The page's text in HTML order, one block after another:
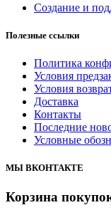
Создание и
Полезные ссылки
Политика
Условия
Условия
Доставка
Контакты
Последние
Условные
МЫ ВКОНТАКТЕ
Корзина